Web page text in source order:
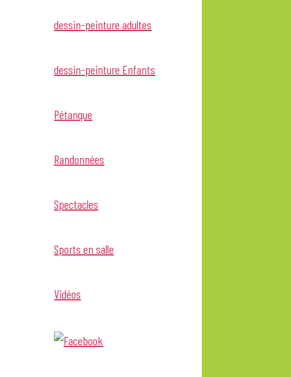
dessin-peinture adultes
dessin-peinture Enfants
Pétanque
Randonnées
Spectacles
Sports en salle
Vidéos